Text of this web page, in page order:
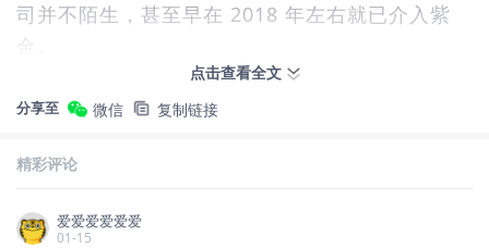
司并不陌生，甚至早在 2018 年左右就已介入紫
金。
在他看来，这类龙头当前的估值并不高，反而说
成”。
科技不追最热，转向“即将落地”的方向
点击查看全文
分享至 微信 复制链接
精彩评论
爱爱爱爱爱爱
01-15